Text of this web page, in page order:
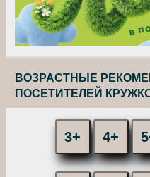
ВОЗРАСТНЫЕ
ПОСЕТИТЕЛЕЙ
3+ 4+